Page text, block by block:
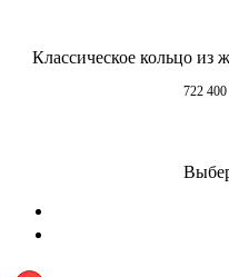
Классическое кольцо из
722 400